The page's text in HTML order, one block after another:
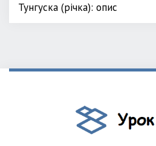
Тунгуска (річка): опис